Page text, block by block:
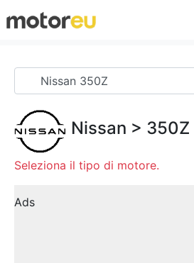
Nissan > 350Z
Seleziona il tipo di motore.
Ads